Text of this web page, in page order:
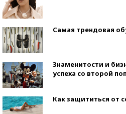
Самая трендовая
Знаменитости и
успеха со второй
Как защититься от